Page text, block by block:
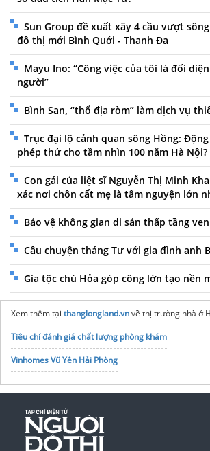
Sun Group đề xuất xây 4 cầu vượt
đô thị mới Bình Quới - Thanh Đa
Mayu Ino: “Công việc của tôi là đối
người”
Bình San, “thổ địa ròm” làm dịch vụ
Trục đại lộ cảnh quan sông Hồng:
phép thử cho tầm nhìn 100 năm Hà Nội?
Con gái của liệt sĩ Nguyễn Thị Minh
xác nơi chôn cất mẹ là tâm nguyện lớn
Bảo vệ không gian di sản thấp tầng
Câu chuyện tháng Tư với gia đình anh
Gia tộc chú Hỏa góp công lớn tạo nền
Xem thêm tại thanglongland.vnvề thị trường nhà ở
Tiêu chí đánh giá chất lượng phòng khám
Vinhomes Vũ Yên Hải Phòng